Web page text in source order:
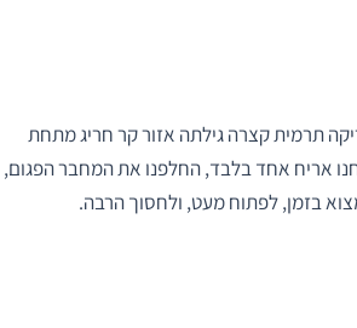
תרמית קצרה גילתה אזור קר חריג מתחת
אריח אחד בלבד, החלפנו את המחבר הפגום,
בזמן, לפתוח מעט, ולחסוך הרבה.